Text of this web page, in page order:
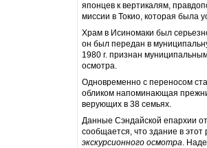
японцев к вертикалям,
миссии в Токио, которая была
Храм в Исиномаки был
он был передан в
1980 г. признан
осмотра.
Одновременно с переносом
обликом напоминающая
верующих в 38 семьях.
Данные Сэндайской епархии
сообщается, что здание в этот
экскурсионного осмотра.